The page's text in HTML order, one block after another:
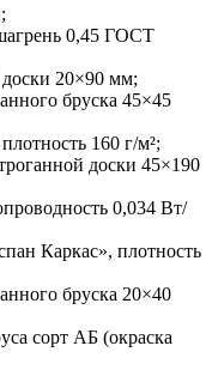
0,45 ГОСТ
20×90 мм;
бруска 45×45
160 г/м²;
доски 45×190
0,034 Вт/
Каркас», плотность
бруска 20×40
сорт АБ (окраска